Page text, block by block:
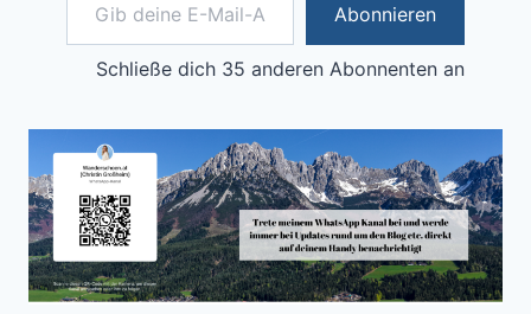
Abonnieren
Schließe dich 35 anderen Abonnenten an